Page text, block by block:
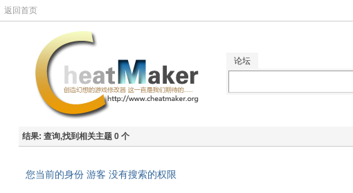
返回首页
论坛
结果: 查询,找到相关主题 0 个
您当前的身份 游客 没有搜索的权限